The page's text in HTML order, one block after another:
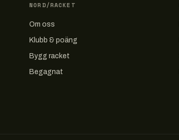
NORD/RACKET
Om oss
Klubb & poäng
Bygg racket
Begagnat